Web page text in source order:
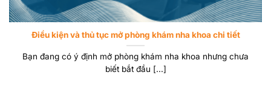
Điều kiện và thủ tục mở phòng khám nha khoa chi tiết
Bạn đang có ý định mở phòng khám nha khoa nhưng chưa
biết bắt đầu [...]